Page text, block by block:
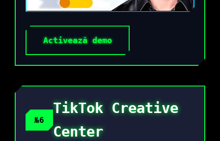
Activează demo
№6
TikTok Creative
Center